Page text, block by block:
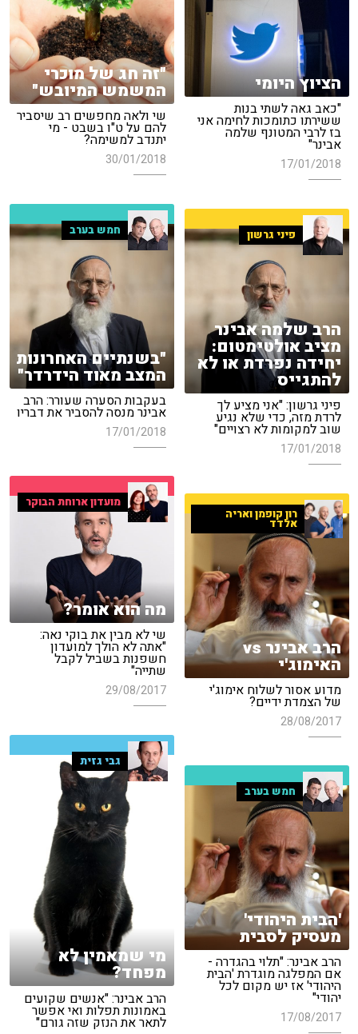
"זה חג של מוכרי
המשמש המיובש"
שי ולאה מחפשים רב שיסביר
להם על ט"ו בשבט - מי
יתנדב למשימה?
30/01/2018
הציוץ היומי
"כאב גאה לשתי בנות
ששירתו כתומכות לחימה אני
בז לרבי המטונף שלמה
אבינר"
17/01/2018
חמש בערב
"בשנתיים האחרונות
המצב מאוד הידרדר"
בעקבות הסערה שעורר: הרב
אבינר מנסה להסביר את דבריו
17/01/2018
פיני גרשון
הרב שלמה אבינר
מציב אולטימטום:
יחידה נפרדת או לא
להתגייס
פיני גרשון: "אני מציע לך
לרדת מזה, כדי שלא נגיע
שוב למקומות לא רצויים"
17/01/2018
מועדון ארוחת הבוקר
מה הוא אומר?
שי לא מבין את בוקי נאה:
"אתה לא הולך למועדון
חשפנות בשביל לקבל
שתייה"
29/08/2017
רון קופמן ואריה
אלדד
הרב אבינר vs
האימוג'י
מדוע אסור לשלוח אימוג'י
של הצמדת ידיים?
28/08/2017
גבי גזית
מי שמאמין לא
מפחד?
הרב אבינר: "אנשים שקועים
באמונות תפלות ואי אפשר
לתאר את הנזק שזה גורם"
חמש בערב
'הבית היהודי'
מעסיק לסבית
הרב אבינר: "תלוי בהגדרה -
אם המפלגה מוגדרת 'הבית
היהודי' אז יש מקום לכל
יהודי"
17/08/2017